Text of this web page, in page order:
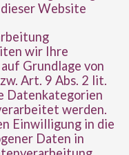
Website
wir Ihre
Grundlage von
Art. 9 Abs. 2 lit.
Datenkategorien
werden.
Einwilligung in die
Daten in